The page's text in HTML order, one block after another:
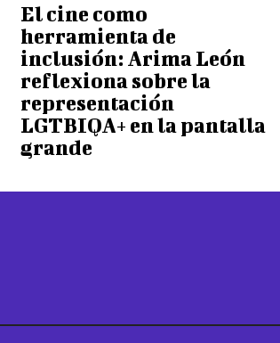
El cine como
herramienta de
inclusión: Arima León
reflexiona sobre la
representación
LGTBIQA+ en la pantalla
grande